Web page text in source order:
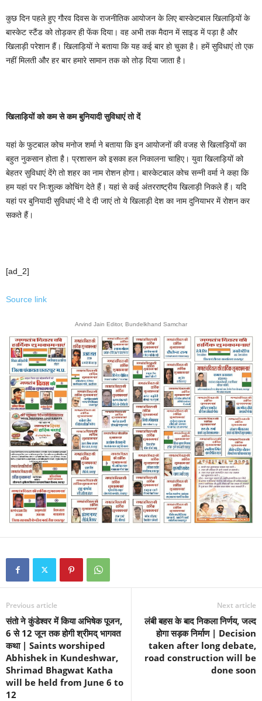
कुछ दिन पहले हुए गौरव दिवस के राजनीतिक आयोजन के लिए बास्केटबाल खिलाड़ियों के
बास्केट स्टैंड को तोड़कर ही फेंक दिया। वह अभी तक मैदान में साइड में पड़ा है और
खिलाड़ी परेशान हैं। खिलाड़ियों ने बताया कि यह कई बार हो चुका है। हमें सुविधाएं तो एक
नहीं मिलती और हर बार हमारे सामान तक को तोड़ दिया जाता है।
खिलाड़ियों को कम से कम बुनियादी सुविधाएं तो दें
यहां के फुटबाल कोच मनोज शर्मा ने बताया कि इन आयोजनों की वजह से खिलाड़ियों का
बहुत नुकसान होता है। प्रशासन को इसका हल निकालना चाहिए। युवा खिलाड़ियों को
बेहतर सुविधाएं देंगे तो शहर का नाम रोशन होगा। बास्केटबाल कोच सन्नी वर्मा ने कहा कि
हम यहां पर निःशुल्क कोचिंग देते हैं। यहां से कई अंतरराष्ट्रीय खिलाड़ी निकले हैं। यदि
यहां पर बुनियादी सुविधाएं भी दे दी जाएं तो ये खिलाड़ी देश का नाम दुनियाभर में रोशन कर
सकते हैं।
[ad_2]
Source link
Arvind Jain Editor, Bundelkhand Samchar
Previous article
संतो ने कुंडेश्वर में किया अभिषेक पूजन,
6 से 12 जून तक होगी श्रीमद् भागवत
कथा | Saints worshiped
Abhishek in Kundeshwar,
Shrimad Bhagwat Katha
will be held from June 6 to
12
Next article
लंबी बहस के बाद निकला निर्णय, जल्द
होगा सड़क निर्माण | Decision
taken after long debate,
road construction will be
done soon